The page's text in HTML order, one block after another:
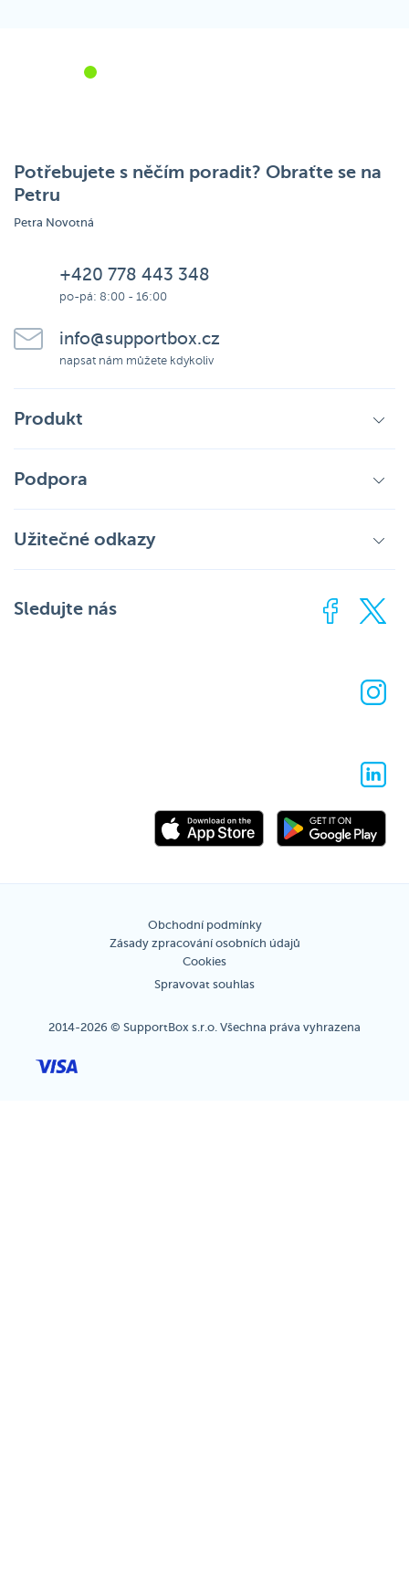
Potřebujete s něčím poradit? Obraťte se na
Petru
Petra Novotná
+420 778 443 348
po-pá: 8:00 - 16:00
info@supportbox.cz
napsat nám můžete kdykoliv
Produkt
Podpora
Užitečné odkazy
Sledujte nás
Obchodní podmínky
Zásady zpracování osobních údajů
Cookies
Spravovat souhlas
2014-2026 © SupportBox s.r.o. Všechna práva vyhrazena